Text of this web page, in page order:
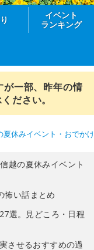
イベント
ランキング
が一部、昨年の情
ださい。
夏休みイベント・おでか
越の夏休みイベント
怖い話まとめ
選。見どころ・日程
させるおすすめの過